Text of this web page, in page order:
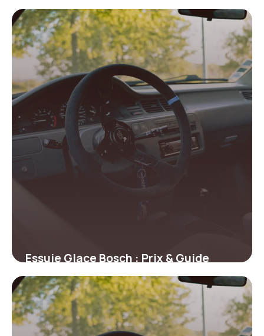
Prix 2026
14 juin 2026
Essuie Glace Bosch : Prix & Guide
Achat
12 juin 2026